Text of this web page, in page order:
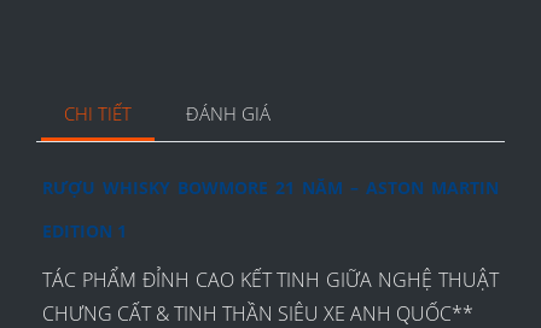
CHI TIẾT ĐÁNH GIÁ
RƯỢU WHISKY BOWMORE 21 NĂM – ASTON MARTIN
EDITION 1
TÁC PHẨM ĐỈNH CAO KẾT TINH GIỮA NGHỆ THUẬT
CHƯNG CẤT & TINH THẦN SIÊU XE ANH QUỐC**